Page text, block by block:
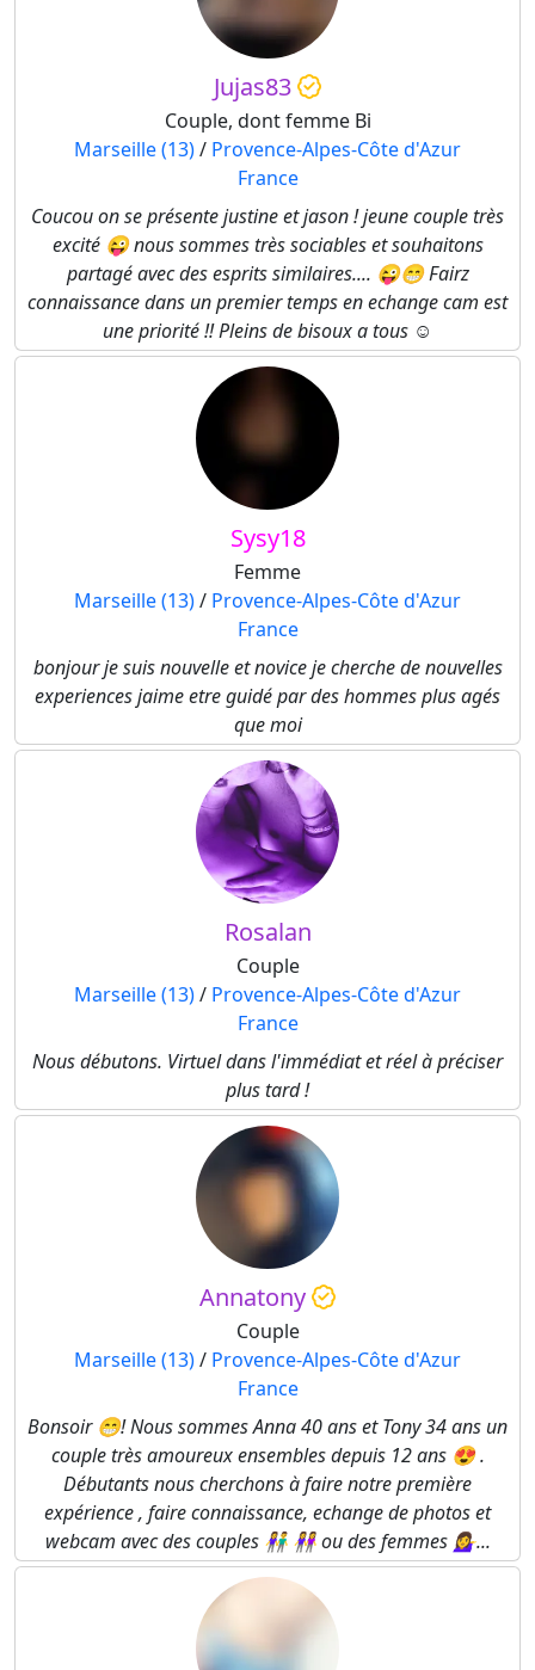
Jujas83
Couple, dont femme Bi
Marseille (13)/ Provence-Alpes-Côte d'Azur
France
Coucou on se présente justine et jason ! jeune couple très
excité 😜 nous sommes très sociables et souhaitons
partagé avec des esprits similaires.... 😜😁 Fairz
connaissance dans un premier temps en echange cam est
une priorité !! Pleins de bisoux a tous ☺️
Sysy18
Femme
Marseille (13)/ Provence-Alpes-Côte d'Azur
France
bonjour je suis nouvelle et novice je cherche de nouvelles
experiences jaime etre guidé par des hommes plus agés
que moi
Rosalan
Couple
Marseille (13)/ Provence-Alpes-Côte d'Azur
France
Nous débutons. Virtuel dans l'immédiat et réel à préciser
plus tard !
Annatony
Couple
Marseille (13)/ Provence-Alpes-Côte d'Azur
France
Bonsoir 😁! Nous sommes Anna 40 ans et Tony 34 ans un
couple très amoureux ensembles depuis 12 ans 😍 .
Débutants nous cherchons à faire notre première
expérience , faire connaissance, echange de photos et
webcam avec des couples 👫 👭 ou des femmes 💁‍♀️...